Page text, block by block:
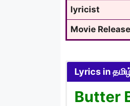
lyricist
Movie
Lyrics in
Butter